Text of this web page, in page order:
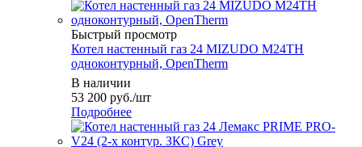
Быстрый просмотр
Котел настенный газ 24 MIZUDO М24TH
одноконтурный, OpenTherm
В наличии
53 200 руб./шт
Подробнее